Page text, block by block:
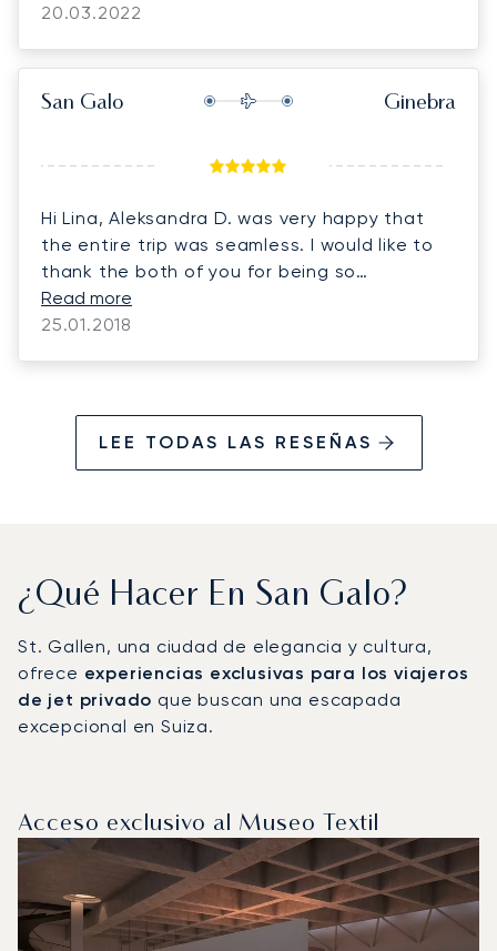
20.03.2022
San Galo Ginebra
Hi Lina, Aleksandra D. was very happy that
the entire trip was seamless. I would like to
thank the both of you for being so
responsive to all my queries and attention to
details and also for taking the extra mile to
Read more
25.01.2018
LEE TODAS LAS RESEÑAS
¿Qué Hacer En San Galo?
St. Gallen, una ciudad de elegancia y cultura,
ofrece experiencias exclusivas para los viajeros
de jet privado que buscan una escapada
excepcional en Suiza.
Acceso exclusivo al Museo Textil